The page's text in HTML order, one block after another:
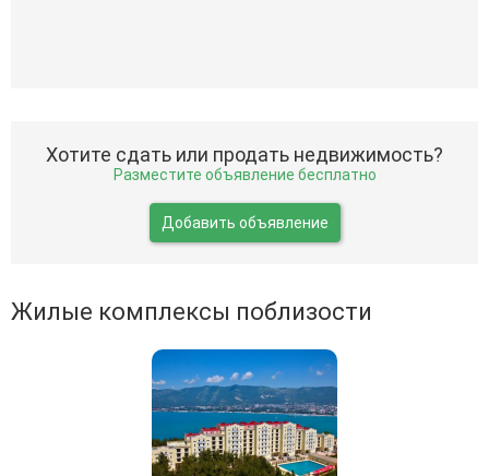
Хотите сдать или продать недвижимость?
Разместите объявление бесплатно
Добавить объявление
Жилые комплексы поблизости